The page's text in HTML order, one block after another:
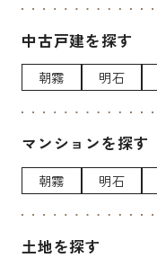
中古戸建を探す
朝霧 明石
マンションを探す
朝霧 明石
土地を探す